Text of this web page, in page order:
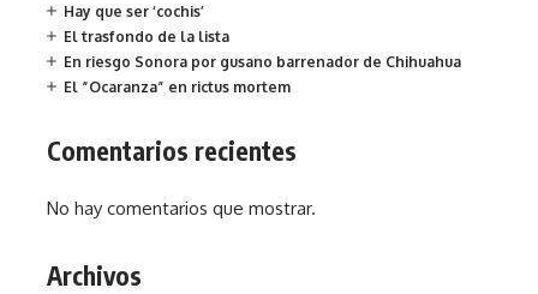
Hay que ser ‘cochis’
El trasfondo de la lista
En riesgo Sonora por gusano barrenador de Chihuahua
El “Ocaranza” en rictus mortem
Comentarios recientes
No hay comentarios que mostrar.
Archivos